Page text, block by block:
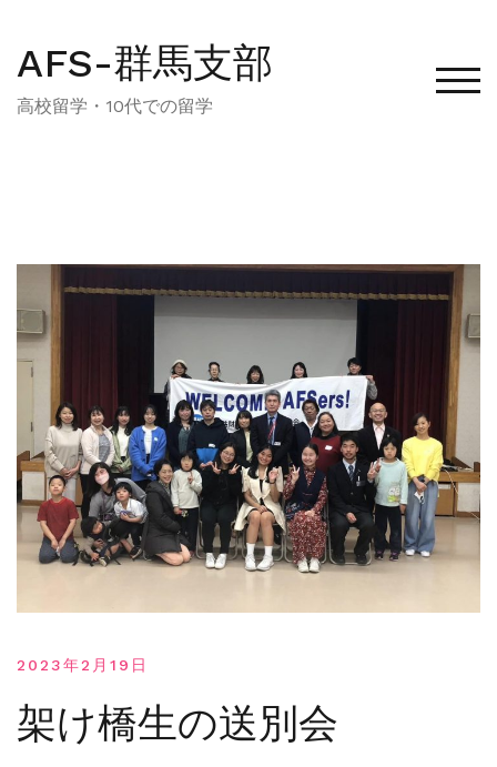
AFS-群馬支部
高校留学・10代での留学
モバ
2023年2月19日
架け橋生の送別会